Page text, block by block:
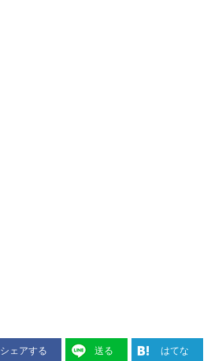
シェアする 送る はてな